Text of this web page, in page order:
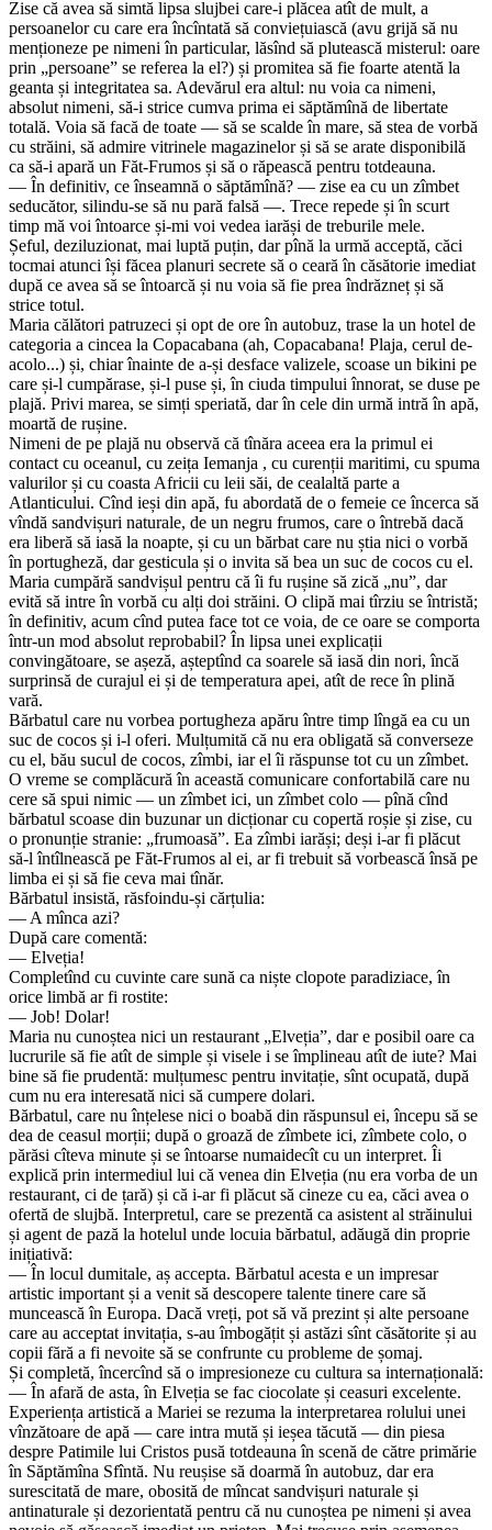
Zise că avea să simtă lipsa slujbei care-i plăcea atît de mult, a
persoanelor cu care era încîntată să conviețuiască (avu grijă să nu
menționeze pe nimeni în particular, lăsînd să plutească misterul: oare
prin „persoane” se referea la el?) și promitea să fie foarte atentă la
geanta și integritatea sa. Adevărul era altul: nu voia ca nimeni,
absolut nimeni, să-i strice cumva prima ei săptămînă de libertate
totală. Voia să facă de toate — să se scalde în mare, să stea de vorbă
cu străini, să admire vitrinele magazinelor și să se arate disponibilă
ca să-i apară un Făt-Frumos și să o răpească pentru totdeauna.
— În definitiv, ce înseamnă o săptămînă? — zise ea cu un zîmbet
seducător, silindu-se să nu pară falsă —. Trece repede și în scurt
timp mă voi întoarce și-mi voi vedea iarăși de treburile mele.
Șeful, deziluzionat, mai luptă puțin, dar pînă la urmă acceptă, căci
tocmai atunci își făcea planuri secrete să o ceară în căsătorie imediat
după ce avea să se întoarcă și nu voia să fie prea îndrăzneț și să
strice totul.
Maria călători patruzeci și opt de ore în autobuz, trase la un hotel de
categoria a cincea la Copacabana (ah, Copacabana! Plaja, cerul de-
acolo...) și, chiar înainte de a-și desface valizele, scoase un bikini pe
care și-l cumpărase, și-l puse și, în ciuda timpului înnorat, se duse pe
plajă. Privi marea, se simți speriată, dar în cele din urmă intră în apă,
moartă de rușine.
Nimeni de pe plajă nu observă că tînăra aceea era la primul ei
contact cu oceanul, cu zeița Iemanja , cu curenții maritimi, cu spuma
valurilor și cu coasta Africii cu leii săi, de cealaltă parte a
Atlanticului. Cînd ieși din apă, fu abordată de o femeie ce încerca să
vîndă sandvișuri naturale, de un negru frumos, care o întrebă dacă
era liberă să iasă la noapte, și cu un bărbat care nu știa nici o vorbă
în portugheză, dar gesticula și o invita să bea un suc de cocos cu el.
Maria cumpără sandvișul pentru că îi fu rușine să zică „nu”, dar
evită să intre în vorbă cu alți doi străini. O clipă mai tîrziu se întristă;
în definitiv, acum cînd putea face tot ce voia, de ce oare se comporta
într-un mod absolut reprobabil? În lipsa unei explicații
convingătoare, se așeză, așteptînd ca soarele să iasă din nori, încă
surprinsă de curajul ei și de temperatura apei, atît de rece în plină
vară.
Bărbatul care nu vorbea portugheza apăru între timp lîngă ea cu un
suc de cocos și i-l oferi. Mulțumită că nu era obligată să converseze
cu el, bău sucul de cocos, zîmbi, iar el îi răspunse tot cu un zîmbet.
O vreme se complăcură în această comunicare confortabilă care nu
cere să spui nimic — un zîmbet ici, un zîmbet colo — pînă cînd
bărbatul scoase din buzunar un dicționar cu copertă roșie și zise, cu
o pronunție stranie: „frumoasă”. Ea zîmbi iarăși; deși i-ar fi plăcut
să-l întîlnească pe Făt-Frumos al ei, ar fi trebuit să vorbească însă pe
limba ei și să fie ceva mai tînăr.
Bărbatul insistă, răsfoindu-și cărțulia:
— A mînca azi?
După care comentă:
— Elveția!
Completînd cu cuvinte care sună ca niște clopote paradiziace, în
orice limbă ar fi rostite:
— Job! Dolar!
Maria nu cunoștea nici un restaurant „Elveția”, dar e posibil oare ca
lucrurile să fie atît de simple și visele i se împlineau atît de iute? Mai
bine să fie prudentă: mulțumesc pentru invitație, sînt ocupată, după
cum nu era interesată nici să cumpere dolari.
Bărbatul, care nu înțelese nici o boabă din răspunsul ei, începu să se
dea de ceasul morții; după o groază de zîmbete ici, zîmbete colo, o
părăsi cîteva minute și se întoarse numaidecît cu un interpret. Îi
explică prin intermediul lui că venea din Elveția (nu era vorba de un
restaurant, ci de țară) și că i-ar fi plăcut să cineze cu ea, căci avea o
ofertă de slujbă. Interpretul, care se prezentă ca asistent al străinului
și agent de pază la hotelul unde locuia bărbatul, adăugă din proprie
inițiativă:
— În locul dumitale, aș accepta. Bărbatul acesta e un impresar
artistic important și a venit să descopere talente tinere care să
muncească în Europa. Dacă vreți, pot să vă prezint și alte persoane
care au acceptat invitația, s-au îmbogățit și astăzi sînt căsătorite și au
copii fără a fi nevoite să se confrunte cu probleme de șomaj.
Și completă, încercînd să o impresioneze cu cultura sa internațională:
— În afară de asta, în Elveția se fac ciocolate și ceasuri excelente.
Experiența artistică a Mariei se rezuma la interpretarea rolului unei
vînzătoare de apă — care intra mută și ieșea tăcută — din piesa
despre Patimile lui Cristos pusă totdeauna în scenă de către primărie
în Săptămîna Sfîntă. Nu reușise să doarmă în autobuz, dar era
surescitată de mare, obosită de mîncat sandvișuri naturale și
antinaturale și dezorientată pentru că nu cunoștea pe nimeni și avea